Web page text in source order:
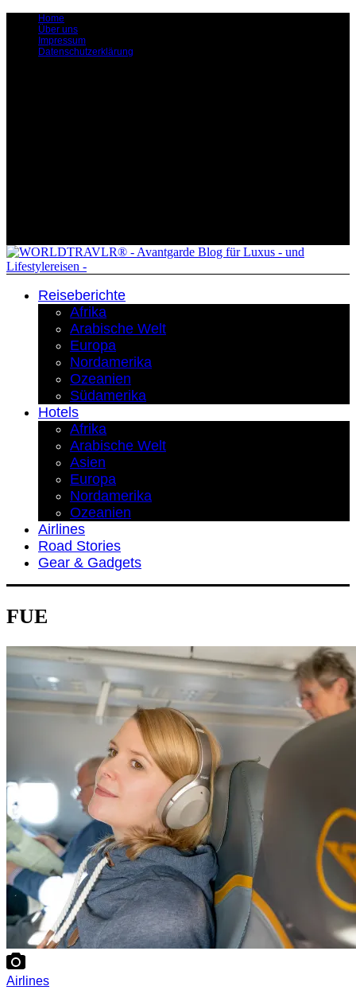
Home
Über uns
Impressum
Datenschutzerklärung
Reiseberichte
Afrika
Arabische Welt
Europa
Nordamerika
Ozeanien
Südamerika
Hotels
Afrika
Arabische Welt
Asien
Europa
Nordamerika
Ozeanien
Airlines
Road Stories
Gear & Gadgets
FUE
Airlines